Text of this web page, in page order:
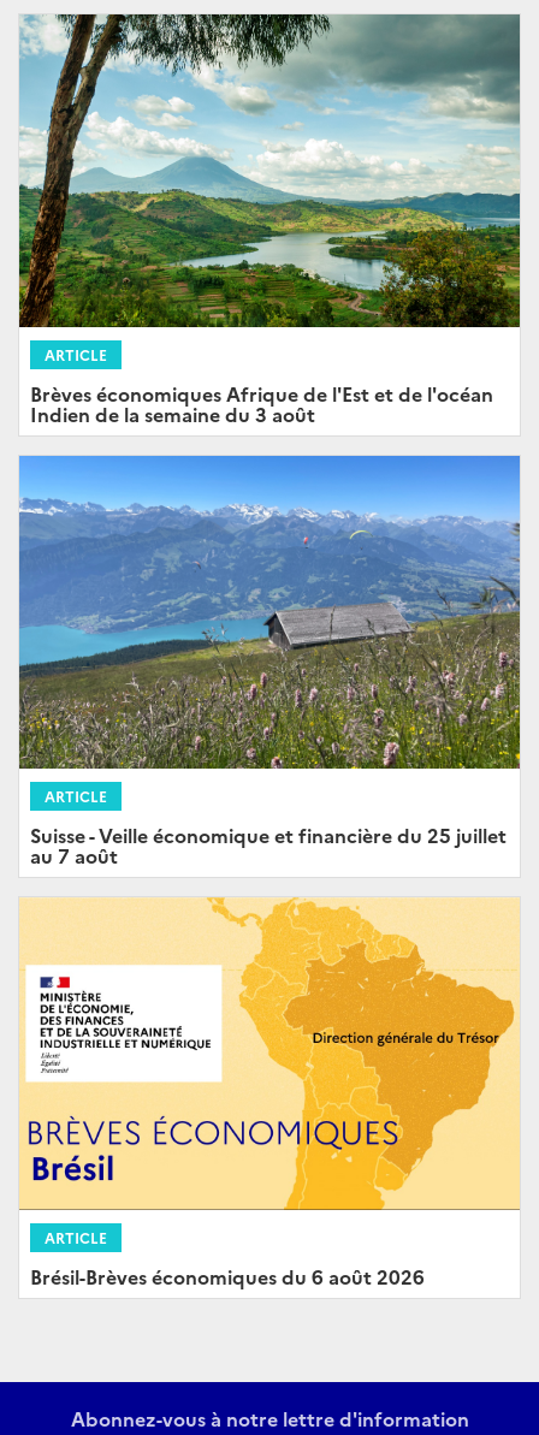
ARTICLE
Brèves économiques Afrique de l'Est et de l'océan
Indien de la semaine du 3 août
ARTICLE
Suisse - Veille économique et financière du 25 juillet
au 7 août
ARTICLE
Brésil-Brèves économiques du 6 août 2026
Abonnez-vous à notre lettre d'information